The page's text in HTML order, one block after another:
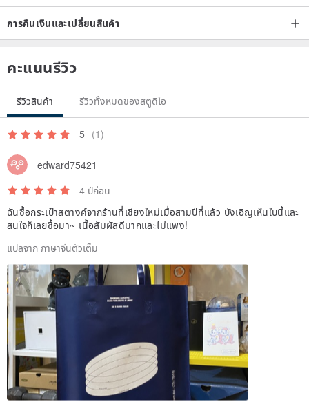
การคืนเงินและเปลี่ยนสินค้า
คะแนนรีวิว
รีวิวสินค้า รีวิวทั้งหมดของสตูดิโอ
5 (1)
edward75421
4 ปีก่อน
ฉันซื้อกระเป๋าสตางค์จากร้านที่เชียงใหม่เมื่อสามปีที่แล้ว บังเอิญเห็นใบนี้และ
สนใจก็เลยซื้อมา~ เนื้อสัมผัสดีมากและไม่แพง!
แปลจาก ภาษาจีนตัวเต็ม